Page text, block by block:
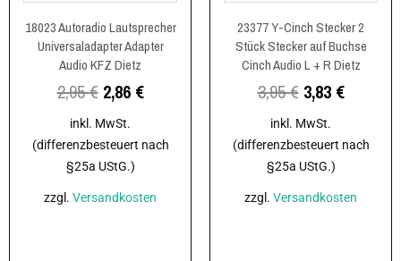
18023 Autoradio Lautsprecher
Universaladapter Adapter
Audio KFZ Dietz
2,95€ 2,86 €
inkl. MwSt.
(differenzbesteuert nach
§25a UStG.)
zzgl. Versandkosten
23377 Y-Cinch Stecker 2
Stück Stecker auf Buchse
Cinch Audio L + R Dietz
3,95€ 3,83 €
inkl. MwSt.
(differenzbesteuert nach
§25a UStG.)
zzgl. Versandkosten